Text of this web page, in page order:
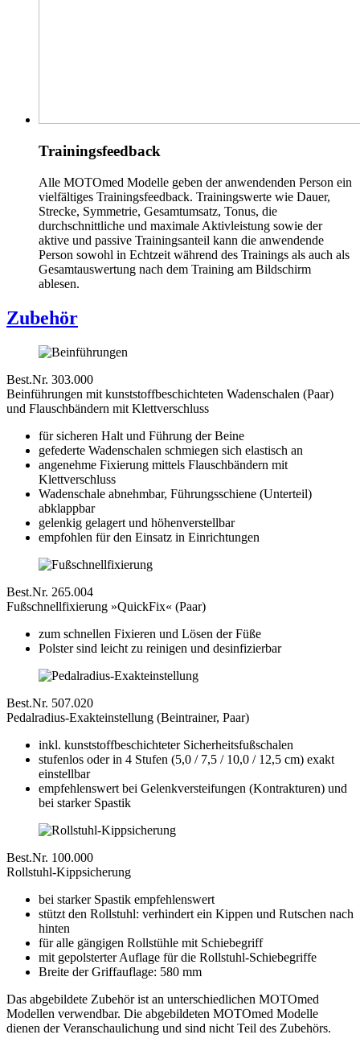
Trainingsfeedback
Alle MOTOmed Modelle geben der anwendenden Person ein
vielfältiges Trainingsfeedback. Trainingswerte wie Dauer,
Strecke, Symmetrie, Gesamtumsatz, Tonus, die
durchschnittliche und maximale Aktivleistung sowie der
aktive und passive Trainingsanteil kann die anwendende
Person sowohl in Echtzeit während des Trainings als auch als
Gesamtauswertung nach dem Training am Bildschirm
ablesen.
Zubehör
Best.Nr. 303.000
Beinführungen mit kunststoffbeschichteten Wadenschalen (Paar)
und Flauschbändern mit Klettverschluss
für sicheren Halt und Führung der Beine
gefederte Wadenschalen schmiegen sich elastisch an
angenehme Fixierung mittels Flauschbändern mit
Klettverschluss
Wadenschale abnehmbar, Führungsschiene (Unterteil)
abklappbar
gelenkig gelagert und höhenverstellbar
empfohlen für den Einsatz in Einrichtungen
Best.Nr. 265.004
Fußschnellfixierung »QuickFix« (Paar)
zum schnellen Fixieren und Lösen der Füße
Polster sind leicht zu reinigen und desinfizierbar
Best.Nr. 507.020
Pedalradius-Exakteinstellung (Beintrainer, Paar)
inkl. kunststoffbeschichteter Sicherheitsfußschalen
stufenlos oder in 4 Stufen (5,0 / 7,5 / 10,0 / 12,5 cm) exakt
einstellbar
empfehlenswert bei Gelenkversteifungen (Kontrakturen) und
bei starker Spastik
Best.Nr. 100.000
Rollstuhl-Kippsicherung
bei starker Spastik empfehlenswert
stützt den Rollstuhl: verhindert ein Kippen und Rutschen nach
hinten
für alle gängigen Rollstühle mit Schiebegriff
mit gepolsterter Auflage für die Rollstuhl-Schiebegriffe
Breite der Griffauflage: 580 mm
Das abgebildete Zubehör ist an unterschiedlichen MOTOmed
Modellen verwendbar. Die abgebildeten MOTOmed Modelle
dienen der Veranschaulichung und sind nicht Teil des Zubehörs.